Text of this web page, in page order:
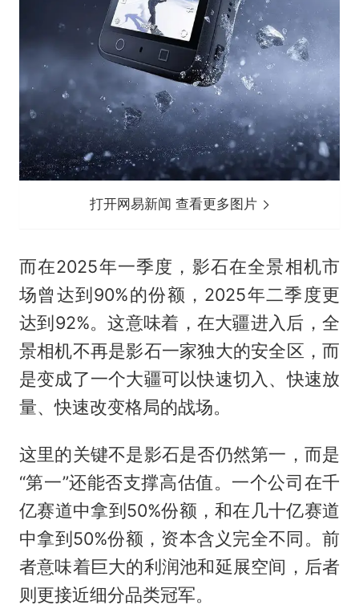
打开网易新闻 查看更多图片
而在2025年一季度，影石在全景相机市
场曾达到90%的份额，2025年二季度更
达到92%。这意味着，在大疆进入后，全
景相机不再是影石一家独大的安全区，而
是变成了一个大疆可以快速切入、快速放
量、快速改变格局的战场。
这里的关键不是影石是否仍然第一，而是
“第一”还能否支撑高估值。一个公司在千
亿赛道中拿到50%份额，和在几十亿赛道
中拿到50%份额，资本含义完全不同。前
者意味着巨大的利润池和延展空间，后者
则更接近细分品类冠军。